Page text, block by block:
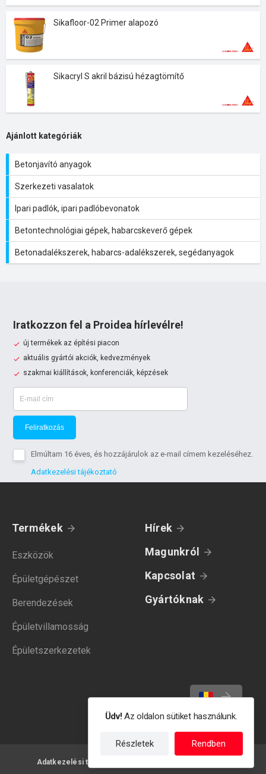
Sikafloor-02 Primer alapozó
Sikacryl S akril bázisú hézagtömítő
Ajánlott kategóriák
Betonjavító anyagok
Szerkezeti vasalatok
Ipari padlók, ipari padlóbevonatok
Betontechnológiai gépek, habarcskeverő gépek
Betonadalékszerek, habarcs-adalékszerek, segédanyagok
Iratkozzon fel a Proidea hírlevélre!
új termékek az építési piacon
aktuális gyártói akciók, kedvezmények
szakmai kiállítások, konferenciák, képzések
Feliratkozás
Elmúltam 16 éves, és hozzájárulok az e-mail címem kezeléséhez.
Adatkezelési tájékoztató
Termékek
Eszközök
Épületgépészet
Berendezések
Épületvillamosság
Épületszerkezetek
Hírek
Magunkról
Kapcsolat
Gyártóknak
Adatkezelési tájékoztató
Üdv!Az oldalon sütiket használunk.
Részletek Rendben